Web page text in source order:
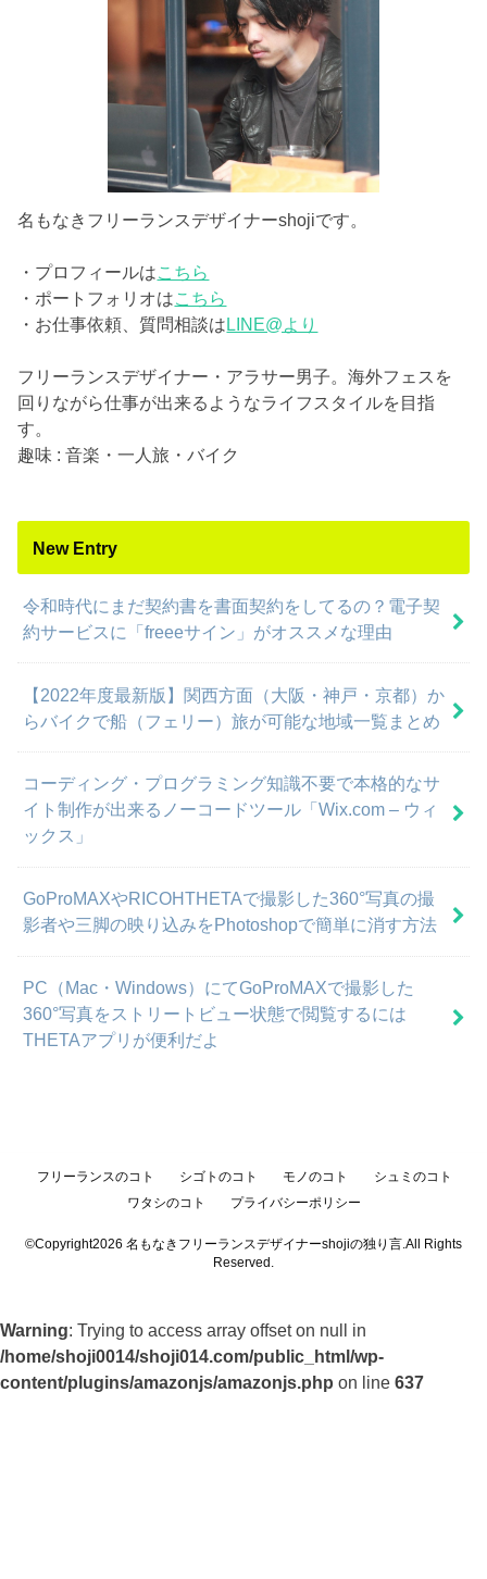
名もなきフリーランスデザイナーshojiです。
・プロフィールはこちら
・ポートフォリオはこちら
・お仕事依頼、質問相談はLINE@より
フリーランスデザイナー・アラサー男子。海外フェスを
回りながら仕事が出来るようなライフスタイルを目指
す。
趣味 : 音楽・一人旅・バイク
New Entry
令和時代にまだ契約書を書面契約をしてるの？電子契
約サービスに「freeeサイン」がオススメな理由
【2022年度最新版】関西方面（大阪・神戸・京都）か
らバイクで船（フェリー）旅が可能な地域一覧まとめ
コーディング・プログラミング知識不要で本格的なサ
イト制作が出来るノーコードツール「Wix.com – ウィ
ックス」
GoProMAXやRICOHTHETAで撮影した360°写真の撮
影者や三脚の映り込みをPhotoshopで簡単に消す方法
PC（Mac・Windows）にてGoProMAXで撮影した
360°写真をストリートビュー状態で閲覧するには
THETAアプリが便利だよ
フリーランスのコト シゴトのコト モノのコト
シュミのコト
ワタシのコト
プライバシーポリシー
©Copyright2026 名もなきフリーランスデザイナーshojiの独り言 .All Rights
Reserved.
Warning: Trying to access array offset on null in
/home/shoji0014/shoji014.com/public_html/wp-
content/plugins/amazonjs/amazonjs.php on line 637